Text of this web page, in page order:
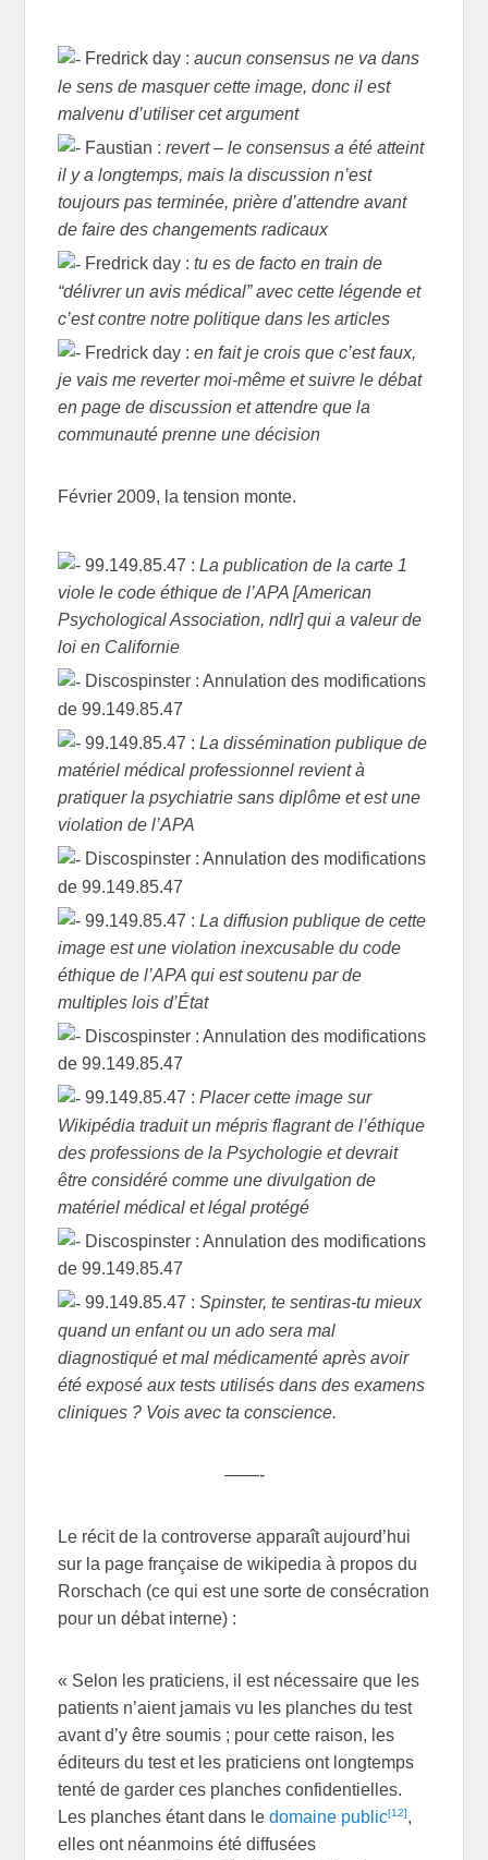
Fredrick day :aucun consensus ne va dans
le sens de masquer cette image, donc il est
malvenu d’utiliser cet argument
Faustian :revert – le consensus a été atteint
il y a longtemps, mais la discussion n’est
toujours pas terminée, prière d’attendre avant
de faire des changements radicaux
Fredrick day : tu es de facto en train de
“délivrer un avis médical” avec cette légende et
c’est contre notre politique dans les articles
Fredrick day :en fait je crois que c’est faux,
je vais me reverter moi-même et suivre le débat
en page de discussion et attendre que la
communauté prenne une décision
Février 2009, la tension monte.
99.149.85.47 :La publication de la carte 1
viole le code éthique de l’APA [American
Psychological Association, ndlr] qui a valeur de
loi en Californie
Discospinster : Annulation des modifications
de 99.149.85.47
99.149.85.47 :La dissémination publique de
matériel médical professionnel revient à
pratiquer la psychiatrie sans diplôme et est une
violation de l’APA
Discospinster : Annulation des modifications
de 99.149.85.47
99.149.85.47 :La diffusion publique de cette
image est une violation inexcusable du code
éthique de l’APA qui est soutenu par de
multiples lois d’État
Discospinster : Annulation des modifications
de 99.149.85.47
99.149.85.47 :Placer cette image sur
Wikipédia traduit un mépris flagrant de l’éthique
des professions de la Psychologie et devrait
être considéré comme une divulgation de
matériel médical et légal protégé
Discospinster : Annulation des modifications
de 99.149.85.47
99.149.85.47 :Spinster, te sentiras-tu mieux
quand un enfant ou un ado sera mal
diagnostiqué et mal médicamenté après avoir
été exposé aux tests utilisés dans des examens
cliniques ? Vois avec ta conscience.
——-
Le récit de la controverse apparaît aujourd’hui
sur la page française de wikipedia à propos du
Rorschach (ce qui est une sorte de consécration
pour un débat interne) :
« Selon les praticiens, il est nécessaire que les
patients n’aient jamais vu les planches du test
avant d’y être soumis ; pour cette raison, les
éditeurs du test et les praticiens ont longtemps
tenté de garder ces planches confidentielles.
Les planches étant dans ledomaine public[12],
elles ont néanmoins été diffusées